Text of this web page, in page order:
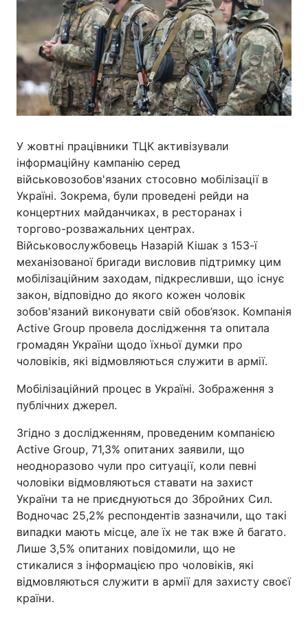
У жовтні працівники ТЦК активізували
інформаційну кампанію серед
військовозобов'язаних стосовно мобілізації в
Україні. Зокрема, були проведені рейди на
концертних майданчиках, в ресторанах і
торгово-розважальних центрах.
Військовослужбовець Назарій Кішак з 153-ї
механізованої бригади висловив підтримку цим
мобілізаційним заходам, підкресливши, що існує
закон, відповідно до якого кожен чоловік
зобов'язаний виконувати свій обов’язок. Компанія
Active Group провела дослідження та опитала
громадян України щодо їхньої думки про
чоловіків, які відмовляються служити в армії.
Мобілізаційний процес в Україні. Зображення з
публічних джерел.
Згідно з дослідженням, проведеним компанією
Active Group, 71,3% опитаних заявили, що
неодноразово чули про ситуації, коли певні
чоловіки відмовляються ставати на захист
України та не приєднуються до Збройних Сил.
Водночас 25,2% респондентів зазначили, що такі
випадки мають місце, але їх не так вже й багато.
Лише 3,5% опитаних повідомили, що не
стикалися з інформацією про чоловіків, які
відмовляються служити в армії для захисту своєї
країни.